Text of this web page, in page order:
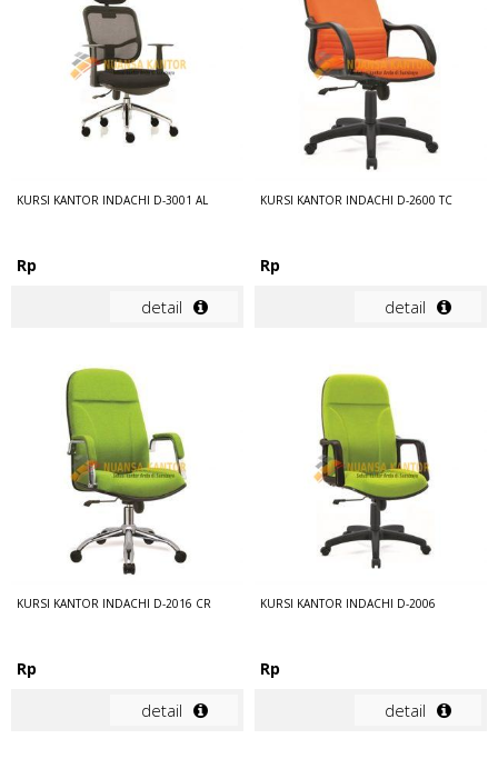
KURSI KANTOR INDACHI D-3001 AL
Rp
detail
KURSI KANTOR INDACHI D-2600 TC
Rp
detail
KURSI KANTOR INDACHI D-2016 CR
Rp
detail
KURSI KANTOR INDACHI D-2006
Rp
detail